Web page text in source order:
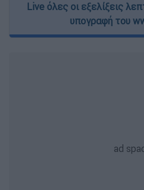
Live όλες οι εξελίξεις
υπογραφή του